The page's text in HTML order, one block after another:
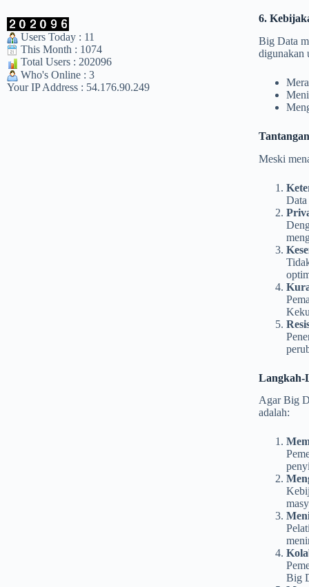
6.
Big Data
digunakan
Meski
Langkah-
Agar Big
adalah:
Big
Users Today : 11
This Month : 1074
Total Users : 202096
Who's Online : 3
Your IP Address : 54.176.90.249